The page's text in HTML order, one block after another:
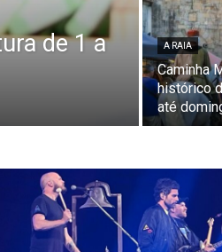
de 1 a
A RAIA
Caminha
histórico
até